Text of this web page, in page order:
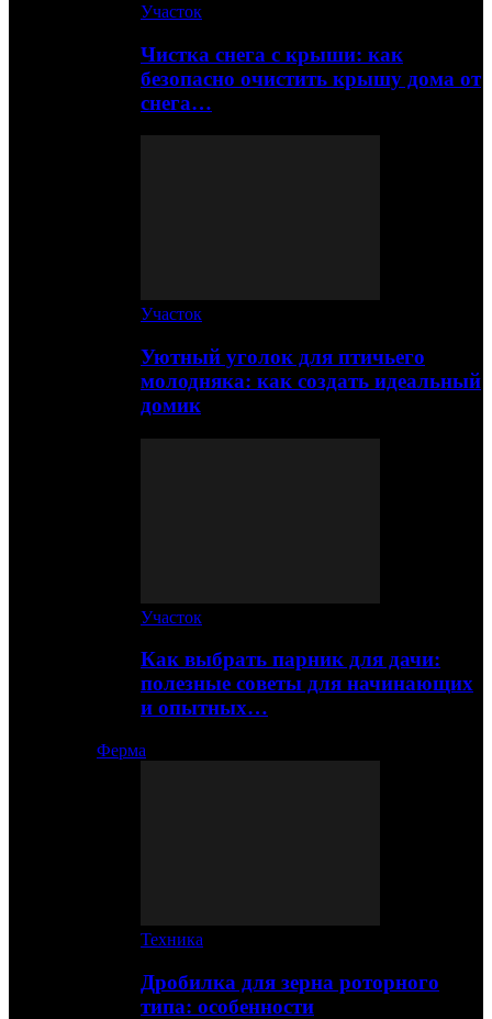
Участок
Чистка снега с крыши: как
безопасно очистить крышу дома от
снега…
Участок
Уютный уголок для птичьего
молодняка: как создать идеальный
домик
Участок
Как выбрать парник для дачи:
полезные советы для начинающих
и опытных…
Ферма
Техника
Дробилка для зерна роторного
типа: особенности